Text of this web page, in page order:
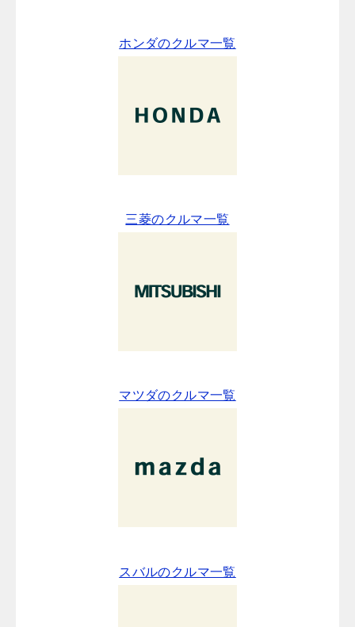
ホンダのクルマ一覧
三菱のクルマ一覧
マツダのクルマ一覧
スバルのクルマ一覧